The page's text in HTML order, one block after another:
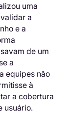
uma
a
e a
de um
a
equipes não
à
a cobertura
usuário.